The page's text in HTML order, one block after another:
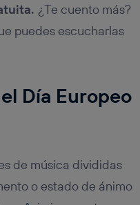
¿Te cuento más?
puedes escucharlas
Día Europeo
de música divididas
o estado de ánimo